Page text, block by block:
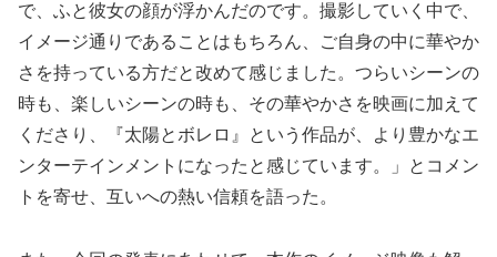
で、ふと彼女の顔が浮かんだのです。撮影していく中で、
イメージ通りであることはもちろん、ご自身の中に華やか
さを持っている方だと改めて感じました。つらいシーンの
時も、楽しいシーンの時も、その華やかさを映画に加えて
くださり、『太陽とボレロ』という作品が、より豊かなエ
ンターテインメントになったと感じています。」とコメン
トを寄せ、互いへの熱い信頼を語った。